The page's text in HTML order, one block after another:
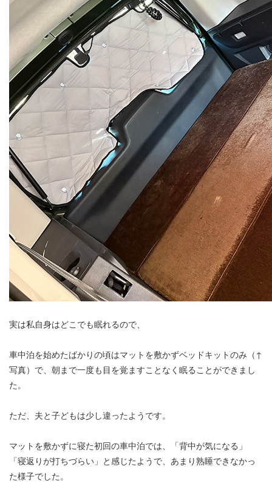
実は私自身はどこでも眠れるので、
車中泊を始めたばかりの頃はマットを敷かずベッドキットのみ（↑
写真）で、朝まで一度も目を覚ますことなく眠ることができまし
た。
ただ、夫と子どもは少し違ったようです。
マットを敷かずに寝た初回の車中泊では、「背中が気になる」
「寝返りが打ちづらい」と感じたようで、あまり熟睡できなかっ
た様子でした。